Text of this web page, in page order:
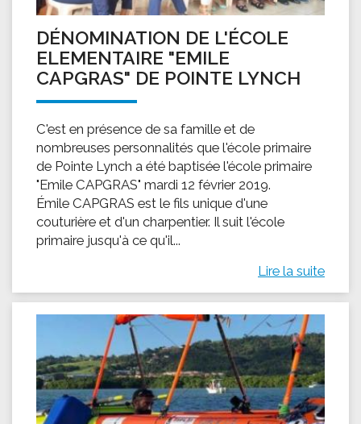
DÉNOMINATION DE L'ÉCOLE
ELEMENTAIRE "EMILE
CAPGRAS" DE POINTE LYNCH
C'est en présence de sa famille et de
nombreuses personnalités que l'école primaire
de Pointe Lynch a été baptisée l'école primaire
"Emile CAPGRAS" mardi 12 février 2019.
Émile CAPGRAS est le fils unique d'une
couturière et d'un charpentier. Il suit l'école
primaire jusqu'à ce qu'il...
Lire la suite